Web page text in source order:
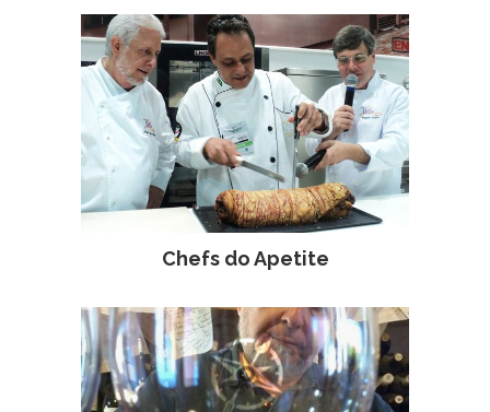
Chefs do Apetite